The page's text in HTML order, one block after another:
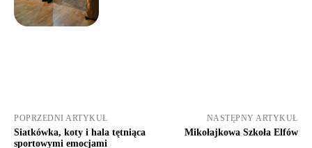
POPRZEDNI ARTYKUŁ
Siatkówka, koty i hala tętniąca
sportowymi emocjami
NASTĘPNY ARTYKUŁ
Mikołajkowa Szkoła Elfów